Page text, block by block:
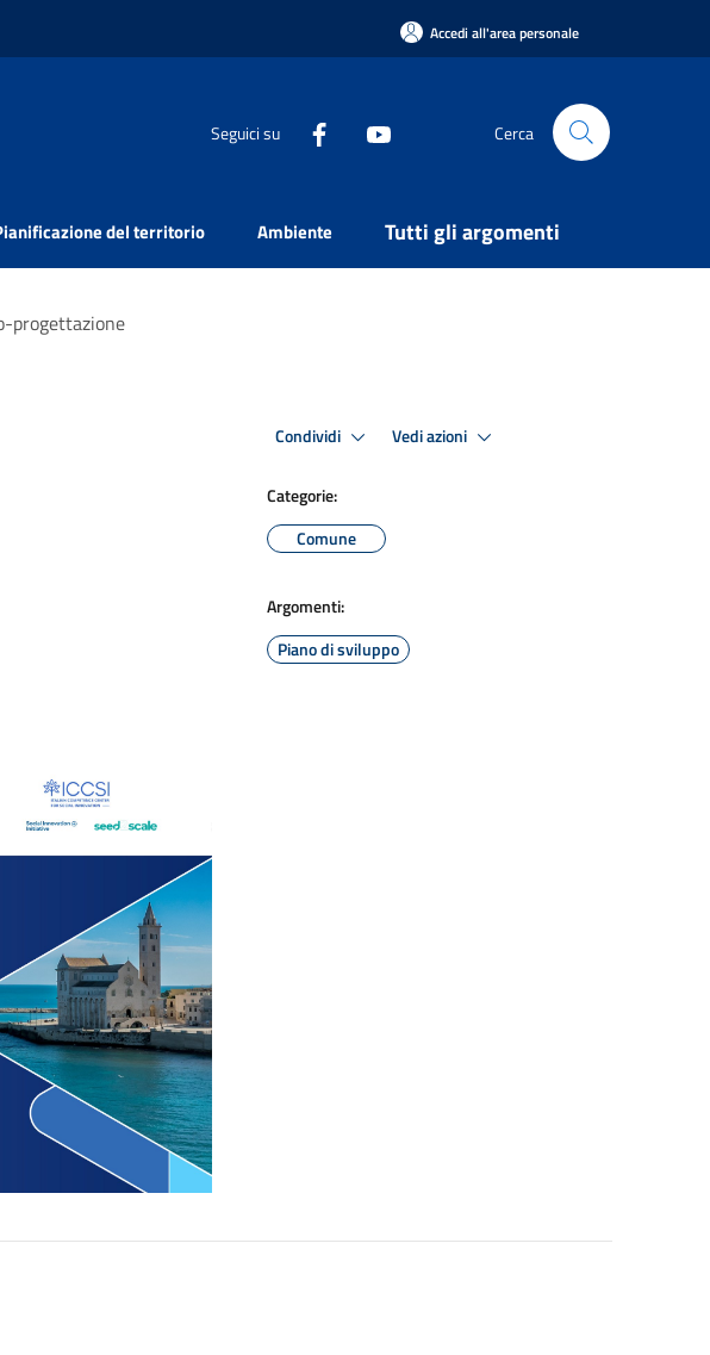
Accedi all'area personale
Seguici su Cerca
del territorio Ambiente Tutti gli argomenti
progettazione
Condividi Vedi azioni
Categorie:
Comune
Argomenti:
Piano di sviluppo